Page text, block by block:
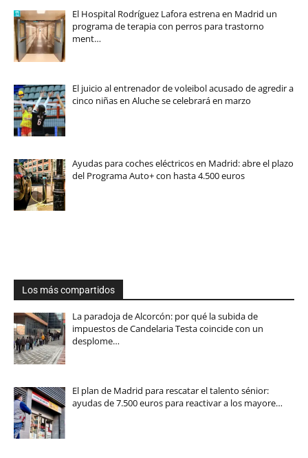
El Hospital Rodríguez Lafora estrena en Madrid un
programa de terapia con perros para trastorno
ment…
El juicio al entrenador de voleibol acusado de agredir a
cinco niñas en Aluche se celebrará en marzo
Ayudas para coches eléctricos en Madrid: abre el plazo
del Programa Auto+ con hasta 4.500 euros
Los más compartidos
La paradoja de Alcorcón: por qué la subida de
impuestos de Candelaria Testa coincide con un
desplome…
El plan de Madrid para rescatar el talento sénior:
ayudas de 7.500 euros para reactivar a los mayore…